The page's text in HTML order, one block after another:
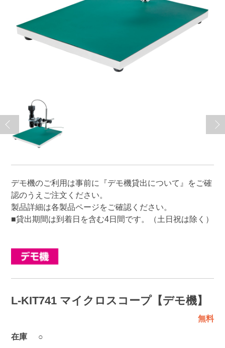
デモ機のご利用は事前に 『デモ機貸出について』
をご確
認のうえご注文ください。
製品詳細は各製品ページをご確認ください。
■貸出期間は到着日を含む4日間です。（土日祝は除く）
L-KIT741 マイクロスコープ【デモ機】
無料
在庫
○